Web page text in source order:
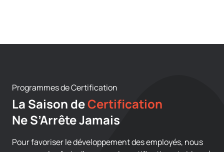
Programmes de Certification
La Saison deCertification
Ne S’Arrête Jamais
Pour favoriser le développement des employés, nous